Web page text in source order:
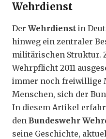
Wehrdienst
Der Wehrdienst in
hinweg ein zentraler
militärischen Struktur.
Wehrpflicht 2011
immer noch freiwillige
Menschen, sich der
In diesem Artikel
den Bundeswehr
seine Geschichte,